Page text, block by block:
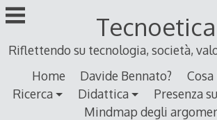
Skip
to
Tecnoetica
Riflettendo su tecnologia, società,
Home
Davide Bennato?
Ricerca
Didattica
Presenza
Mindmap degli